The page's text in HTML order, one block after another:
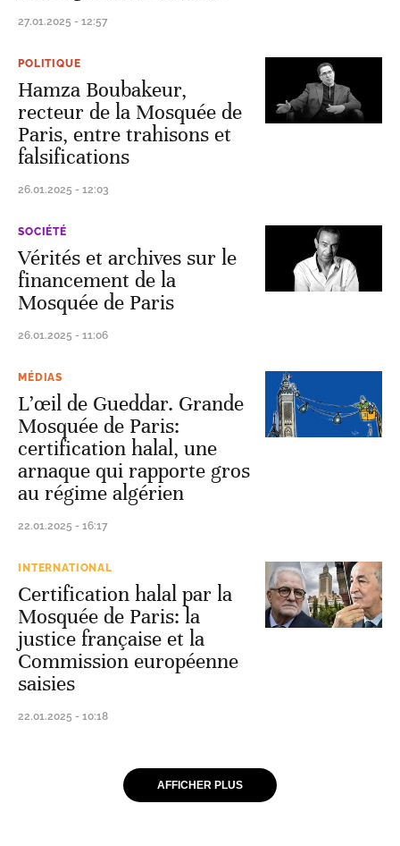
27.01.2025 - 12:57
POLITIQUE
Hamza Boubakeur,
recteur de la Mosquée de
Paris, entre trahisons et
falsifications
26.01.2025 - 12:03
SOCIÉTÉ
Vérités et archives sur le
financement de la
Mosquée de Paris
26.01.2025 - 11:06
MÉDIAS
L’œil de Gueddar. Grande
Mosquée de Paris:
certification halal, une
arnaque qui rapporte gros
au régime algérien
22.01.2025 - 16:17
INTERNATIONAL
Certification halal par la
Mosquée de Paris: la
justice française et la
Commission européenne
saisies
22.01.2025 - 10:18
AFFICHER PLUS